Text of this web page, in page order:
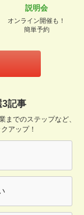
説明会
オンライン開催も！
簡単予約
3記事
までのステップなど、
アップ！